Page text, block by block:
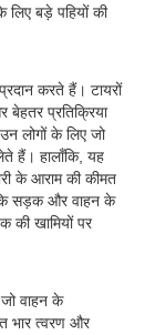
बड़े पहियों की
करते हैं। टायरों
प्रतिक्रिया
लोगों के लिए जो
हैं। हालाँकि, यह
के आराम की कीमत
सड़क और वाहन के
खामियों पर
वाहन के
भार त्वरण और